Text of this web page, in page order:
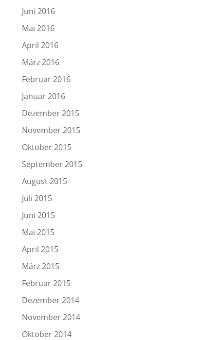
Juni 2016
Mai 2016
April 2016
März 2016
Februar 2016
Januar 2016
Dezember 2015
November 2015
Oktober 2015
September 2015
August 2015
Juli 2015
Juni 2015
Mai 2015
April 2015
März 2015
Februar 2015
Dezember 2014
November 2014
Oktober 2014